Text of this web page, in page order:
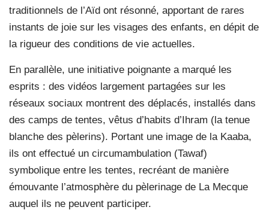
traditionnels de l’Aïd ont résonné, apportant de rares
instants de joie sur les visages des enfants, en dépit de
la rigueur des conditions de vie actuelles.
En parallèle, une initiative poignante a marqué les
esprits : des vidéos largement partagées sur les
réseaux sociaux montrent des déplacés, installés dans
des camps de tentes, vêtus d’habits d’Ihram (la tenue
blanche des pèlerins). Portant une image de la Kaaba,
ils ont effectué un circumambulation (Tawaf)
symbolique entre les tentes, recréant de manière
émouvante l’atmosphère du pèlerinage de La Mecque
auquel ils ne peuvent participer.